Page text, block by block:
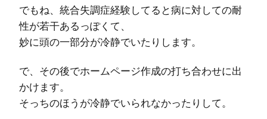
でもね、統合失調症経験してると病に対しての耐
性が若干あるっぽくて、
妙に頭の一部分が冷静でいたりします。
で、その後でホームページ作成の打ち合わせに出
かけます。
そっちのほうが冷静でいられなかったりして。